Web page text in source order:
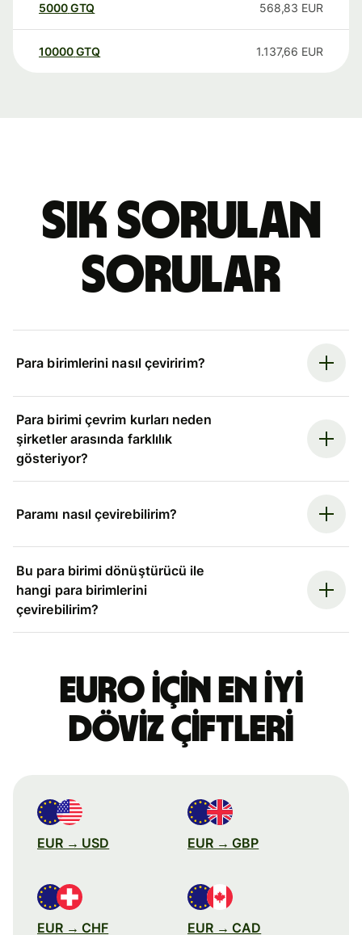
5000GTQ 568,83 EUR
10000 GTQ 1.137,66 EUR
Sık sorulan
sorular
Para birimlerini nasıl çeviririm?
Para birimi çevrim kurları neden
şirketler arasında farklılık
gösteriyor?
Paramı nasıl çevirebilirim?
Bu para birimi dönüştürücü ile
hangi para birimlerini
çevirebilirim?
Euro için en iyi
döviz çiftleri
EUR → USD EUR → GBP
EUR → CHF EUR → CAD